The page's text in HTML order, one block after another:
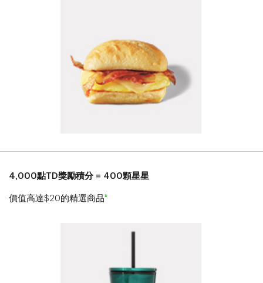
4,000點TD獎勵積分 = 400顆星星
價值高達$20的精選商品‡